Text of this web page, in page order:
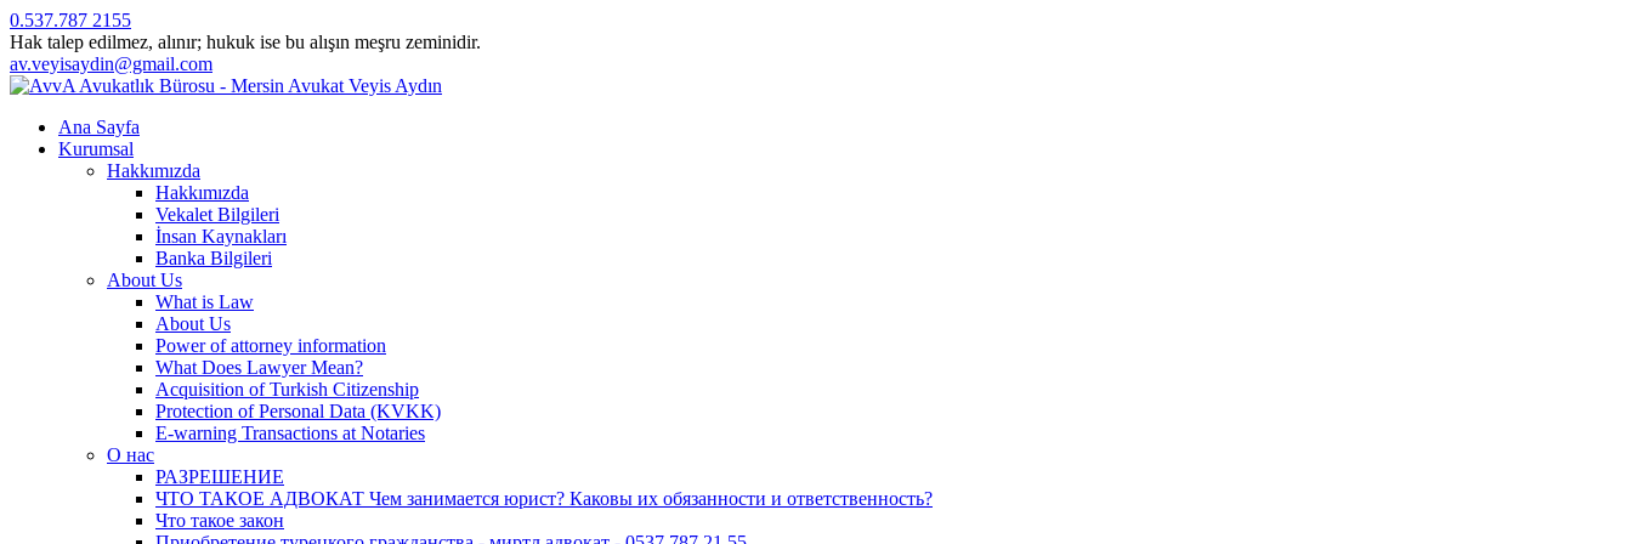
0.537.787 2155
Hak talep edilmez, alınır; hukuk ise bu alışın meşru zeminidir.
av.veyisaydin@gmail.com
Ana Sayfa
Kurumsal
Hakkımızda
Hakkımızda
Vekalet Bilgileri
İnsan Kaynakları
Banka Bilgileri
About Us
What is Law
About Us
Power of attorney information
What Does Lawyer Mean?
Acquisition of Turkish Citizenship
Protection of Personal Data (KVKK)
E-warning Transactions at Notaries
О нас
РАЗРЕШЕНИЕ
ЧТО ТАКОЕ АДВОКАТ Чем занимается юрист? Каковы их обязанности и ответственность?
Что такое закон